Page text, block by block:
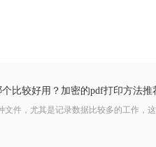
个比较好用？加密的pdf打印方法推
文件，尤其是记录数据比较多的工作